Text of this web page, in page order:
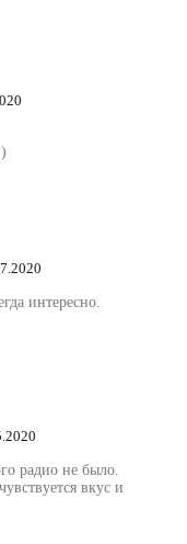
интересно.
радио не было.
вкус и